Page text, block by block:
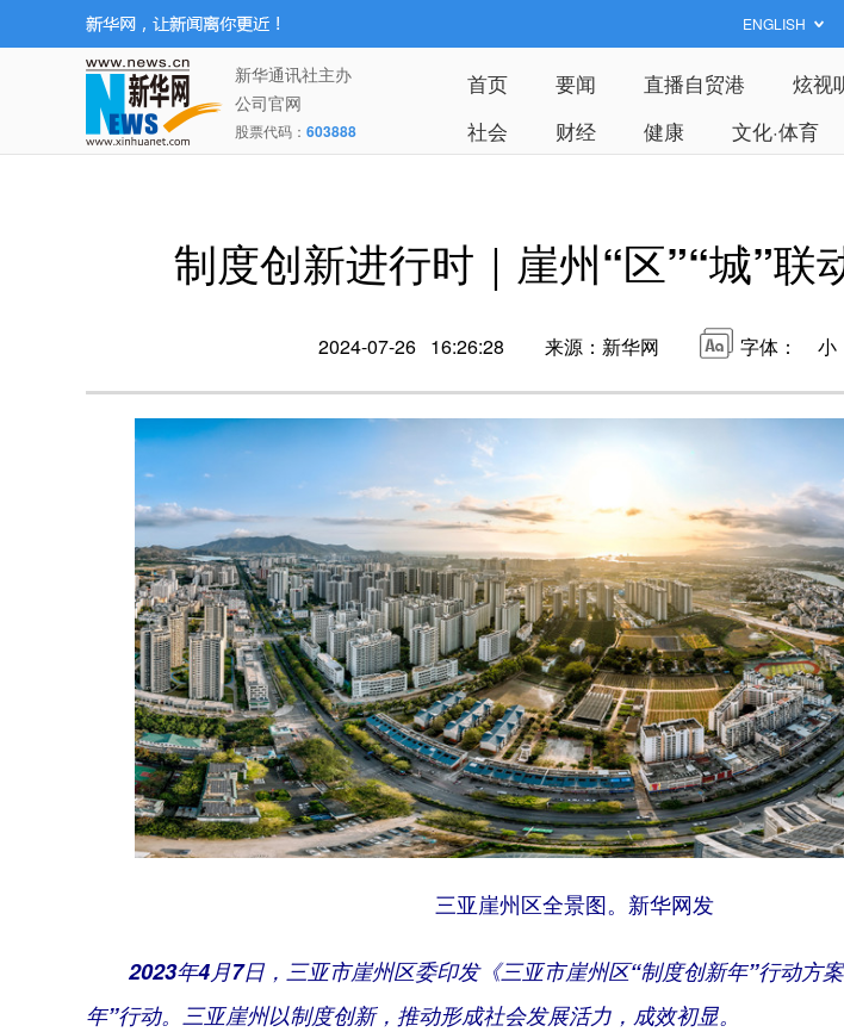
ENGLISH
新华通讯社主办
公司官网
股票代码： 603888
首页 要闻 直播自贸港 炫视
社会
财经 健康 文化·体育
制度创新进行时｜崖州“区”“城”
2024-07-26 16:26:28 来源：新华网 字体： 小
三亚崖州区全景图。新华网发
2023年4月7日，三亚市崖州区委印发《三亚市崖州区“制度创新年”行动方
年”行动。三亚崖州以制度创新，推动形成社会发展活力，成效初显。